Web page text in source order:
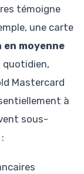
témoigne
une carte
moyenne
quotidien,
Mastercard
à
sous-